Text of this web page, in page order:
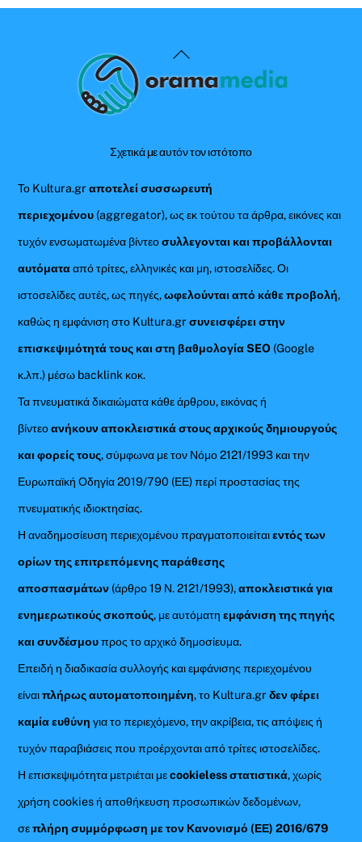
Back
To
Σχετικά με αυτόν τον ιστότοπο
Το Kultura.grαποτελεί συσσωρευτή
περιεχομένου (aggregator), ως εκ τούτου τα άρθρα, εικόνες και
τυχόν ενσωματωμένα βίντεοσυλλεγονται και προβάλλονται
αυτόματααπό τρίτες, ελληνικές και μη, ιστοσελίδες. Οι
ιστοσελίδες αυτές, ως πηγές,ωφελούνται από κάθε προβολή,
καθώς η εμφάνιση στο Kultura.gr συνεισφέρει στην
επισκεψιμότητά τους και στη βαθμολογία SEO (Google
κ.λπ.) μέσω backlink κοκ.
Τα πνευματικά δικαιώματα κάθε άρθρου, εικόνας ή
βίντεοανήκουν αποκλειστικά στους αρχικούς δημιουργούς
και φορείς τους, σύμφωνα με τον Νόμο 2121/1993 και την
Ευρωπαϊκή Οδηγία 2019/790 (ΕΕ) περί προστασίας της
πνευματικής ιδιοκτησίας.
Η αναδημοσίευση περιεχομένου πραγματοποιείταιεντός των
ορίων της επιτρεπόμενης παράθεσης
αποσπασμάτων (άρθρο 19 Ν. 2121/1993),αποκλειστικά για
ενημερωτικούς σκοπούς, με αυτόματηεμφάνιση της πηγής
και συνδέσμουπρος το αρχικό δημοσίευμα.
Επειδή η διαδικασία συλλογής και εμφάνισης περιεχομένου
είναιπλήρως αυτοματοποιημένη, το Kultura.grδεν φέρει
καμία ευθύνη για το περιεχόμενο, την ακρίβεια, τις απόψεις ή
τυχόν παραβιάσεις που προέρχονται από τρίτες ιστοσελίδες.
Η επισκεψιμότητα μετριέται μεcookieless στατιστικά, χωρίς
χρήση cookies ή αποθήκευση προσωπικών δεδομένων,
σεπλήρη συμμόρφωση με τον Κανονισμό (ΕΕ) 2016/679